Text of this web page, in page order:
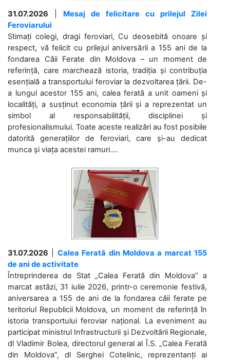
31.07.2026
Mesaj de felicitare cu prilejul Zilei
Feroviarului
Stimați colegi, dragi feroviari, Cu deosebită onoare și
respect, vă felicit cu prilejul aniversării a 155 ani de la
fondarea Căii Ferate din Moldova – un moment de
referință, care marchează istoria, tradiția și contribuția
esențială a transportului feroviar la dezvoltarea țării. De-
a lungul acestor 155 ani, calea ferată a unit oameni și
localități, a susținut economia țării și a reprezentat un
simbol al responsabilității, disciplinei și
profesionalismului. Toate aceste realizări au fost posibile
datorită generațiilor de feroviari, care și-au dedicat
munca și viața acestei ramuri....
31.07.2026
Calea Ferată din Moldova a marcat 155
de ani de activitate
Întreprinderea de Stat „Calea Ferată din Moldova” a
marcat astăzi, 31 iulie 2026, printr-o ceremonie festivă,
aniversarea a 155 de ani de la fondarea căii ferate pe
teritoriul Republicii Moldova, un moment de referință în
istoria transportului feroviar național. La eveniment au
participat ministrul Infrastructurii și Dezvoltării Regionale,
dl Vladimir Bolea, directorul general al Î.S. „Calea Ferată
din Moldova”, dl Serghei Cotelinic, reprezentanți ai